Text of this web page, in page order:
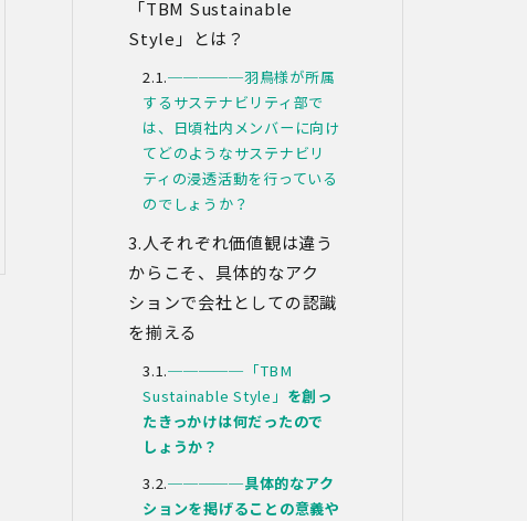
利用目的
・お問い合わせ対応の品質向上及びお問
い合わせ内容等の正確な把握のため
・取得した情報を解析又は分析して、当
社サービス「環境価値創出支援」「環境
価値売買」「脱炭素コンサルティング」
「ブランドコンサルティング」の改善・
開発を行うため
・統計資料の作成のため
4.第三者への提供
当社は、イベントやセミナーにて取得し
第三者提供を行うことがあります。な
お、本人の同意がある場合及び法令の定
めによる場合を除いて、以下の内容以外
で当社が取り扱う個人情報を第三者に提
供することはありません。
(1)提供先
イベント・セミナーの共催事業者
「TBM Sustainable
Style」
とは？
─────羽鳥様が所属
するサステナビリティ部で
は、日頃社内メンバーに向け
てどのようなサステナビリ
ティの浸透活動を行っている
のでしょうか？
人それぞれ価値観は違う
からこそ、具体的なアク
ションで会社としての認識
を揃える
─────「TBM
Sustainable Style」 を創っ
たきっかけは何だったので
しょうか？
─────具体的なアク
ションを掲げることの意義や